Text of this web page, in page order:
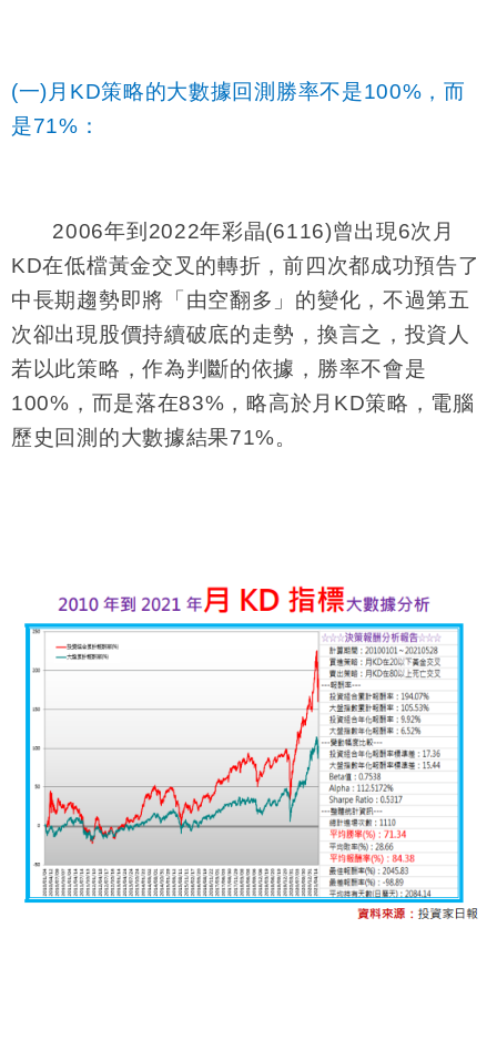
(一)月 KD策略的大數據回測勝率不是100% ，而
是71% ：
2006年到 2022年彩晶(6116)曾出現6次月
KD在低檔黃金交叉的轉折，前四次都成功預告了
中長期趨勢即將「由空翻多」的變化，不過第五
次卻出現股價持續破底的走勢，換言之，投資人
若以此策略，作為判斷的依據，勝率不會是
100% ，而是落在83% ，略高於月 KD策略，電腦
歷史回測的大數據結果71%。